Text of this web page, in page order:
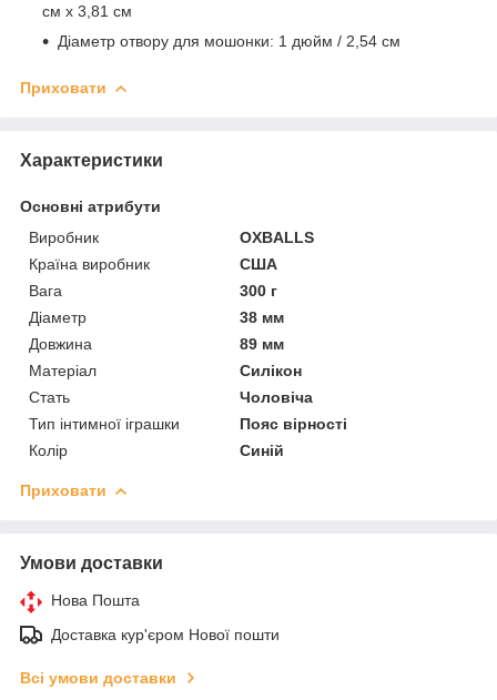
см x 3,81 см
Діаметр отвору для мошонки: 1 дюйм / 2,54 см
Приховати
Характеристики
Основні атрибути
Виробник
OXBALLS
Країна виробник
США
Вага
300 г
Діаметр
38 мм
Довжина
89 мм
Матеріал
Силікон
Стать
Чоловіча
Тип інтимної іграшки
Пояс вірності
Колір
Синій
Приховати
Умови доставки
Нова Пошта
Доставка кур'єром Нової пошти
Всі умови доставки